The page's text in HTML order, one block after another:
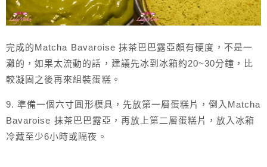
完成的Matcha Bavaroise 抹茶巴巴露亞頗有硬度，不是一
灘的，如果太流動的話，建議先冰到冰箱約20~30分鐘，比
較凝固之後再來組裝蛋糕。
9. 準備一個六寸圓形模具，先放第一層蛋糕片，倒入Matcha
Bavaroise 抹茶巴巴露亞，再放上第二層蛋糕片，放入冰箱
冷藏至少6小時或隔夜。